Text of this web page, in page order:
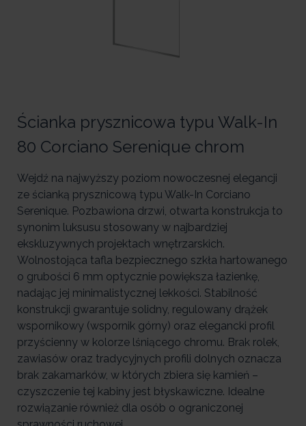
Ścianka prysznicowa typu Walk-In
80 Corciano Serenique chrom
Wejdź na najwyższy poziom nowoczesnej elegancji
ze ścianką prysznicową typu Walk-In Corciano
Serenique. Pozbawiona drzwi, otwarta konstrukcja to
synonim luksusu stosowany w najbardziej
ekskluzywnych projektach wnętrzarskich.
Wolnostojąca tafla bezpiecznego szkła hartowanego
o grubości 6 mm optycznie powiększa łazienkę,
nadając jej minimalistycznej lekkości. Stabilność
konstrukcji gwarantuje solidny, regulowany drążek
wspornikowy (wspornik górny) oraz elegancki profil
przyścienny w kolorze lśniącego chromu. Brak rolek,
zawiasów oraz tradycyjnych profili dolnych oznacza
brak zakamarków, w których zbiera się kamień –
czyszczenie tej kabiny jest błyskawiczne. Idealne
rozwiązanie również dla osób o ograniczonej